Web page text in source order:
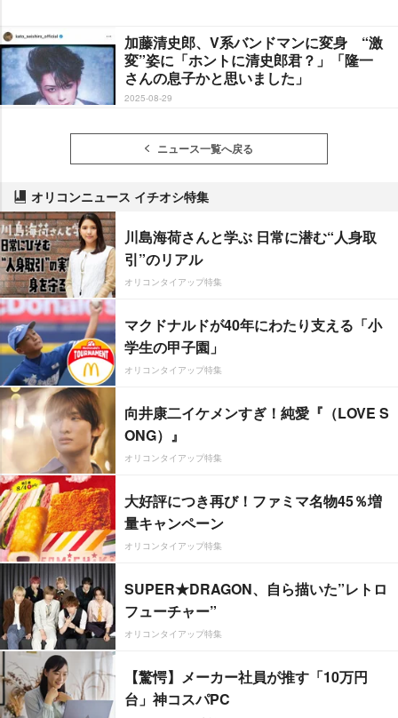
加藤清史郎、V系バンドマンに変身 “激
変”姿に「ホントに清史郎君？」「隆一
さんの息子かと思いました」
2025-08-29
ニュース一覧へ戻る
オリコンニュース イチオシ特集
川島海荷さんと学ぶ 日常に潜む“人身取
引”のリアル
オリコンタイアップ特集
マクドナルドが40年にわたり支える「小
学生の甲子園」
オリコンタイアップ特集
向井康二イケメンすぎ！純愛『（LOVE S
ONG）』
オリコンタイアップ特集
大好評につき再び！ファミマ名物45％増
量キャンペーン
オリコンタイアップ特集
SUPER★DRAGON、自ら描いた”レトロ
フューチャー”
オリコンタイアップ特集
【驚愕】メーカー社員が推す「10万円
台」神コスパPC